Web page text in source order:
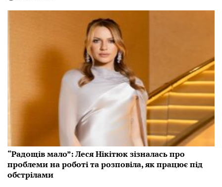
“Радощів мало”: Леся Нікітюк зізналась про
проблеми на роботі та розповіла, як працює під
обстрілами